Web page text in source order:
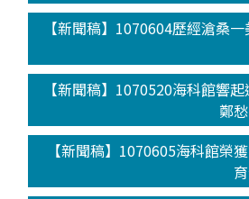
【新聞稿】1070604歷經滄桑
【新聞稿】1070520海科館響
鄭
【新聞稿】1070605海科館榮